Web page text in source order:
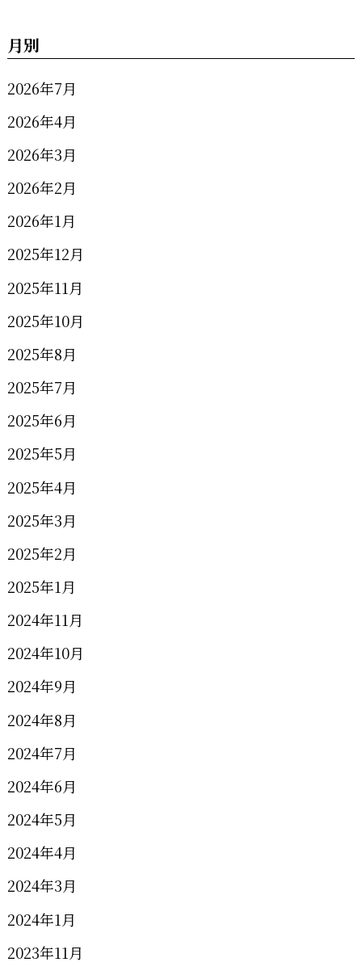
月別
2026年7月
2026年4月
2026年3月
2026年2月
2026年1月
2025年12月
2025年11月
2025年10月
2025年8月
2025年7月
2025年6月
2025年5月
2025年4月
2025年3月
2025年2月
2025年1月
2024年11月
2024年10月
2024年9月
2024年8月
2024年7月
2024年6月
2024年5月
2024年4月
2024年3月
2024年1月
2023年11月